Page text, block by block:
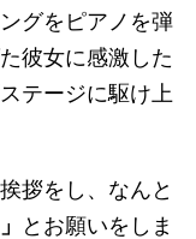
グをピアノを弾
彼女に感激した
テージに駆け上
拶をし、なんと
とお願いをしま